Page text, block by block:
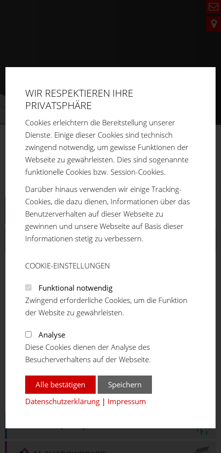
SYSTEME
Sie sind hier:Home Produkte
ECO-Rohrstecksystem
Bearbeitungs- und Montagewerkzeuge
Aluprofilsystem
ECO-Rohrstecksystem
ECO-Rohr
Kunststoffelemente
Rollenschienen
Rollenschienenverbinder
Wagenmodule
Zubehör und Flächenelemente
Zubehör
Bearbeitungs- und Montagewerkzeuge
Messen und Verbinden
Sägen und Entgraten
WIR RESPEKTIEREN IHRE
PRIVATSPHÄRE
Cookies erleichtern die Bereitstellung unserer
Dienste. Einige dieser Cookies sind technisch
zwingend notwendig, um gewisse Funktionen der
Webseite zu gewährleisten. Dies sind sogenannte
funktionelle Cookies bzw. Session-Cookies.
Darüber hinaus verwenden wir einige Tracking-
Cookies, die dazu dienen, Informationen über das
Benutzerverhalten auf dieser Webseite zu
gewinnen und unsere Webseite auf Basis dieser
Informationen stetig zu verbessern.
COOKIE-EINSTELLUNGEN
Funktional notwendig
Zwingend erforderliche Cookies, um die Funktion
der Website zu gewährleisten.
Analyse
Diese Cookies dienen der Analyse des
Besucherverhaltens auf der Webseite.
Alle bestätigen
Speichern
Datenschutzerklärung | Impressum